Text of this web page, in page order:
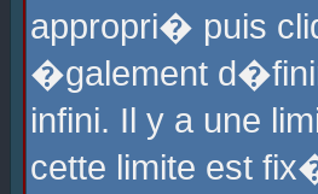
appropri� puis
�galement
infini. Il y a une
cette limite est